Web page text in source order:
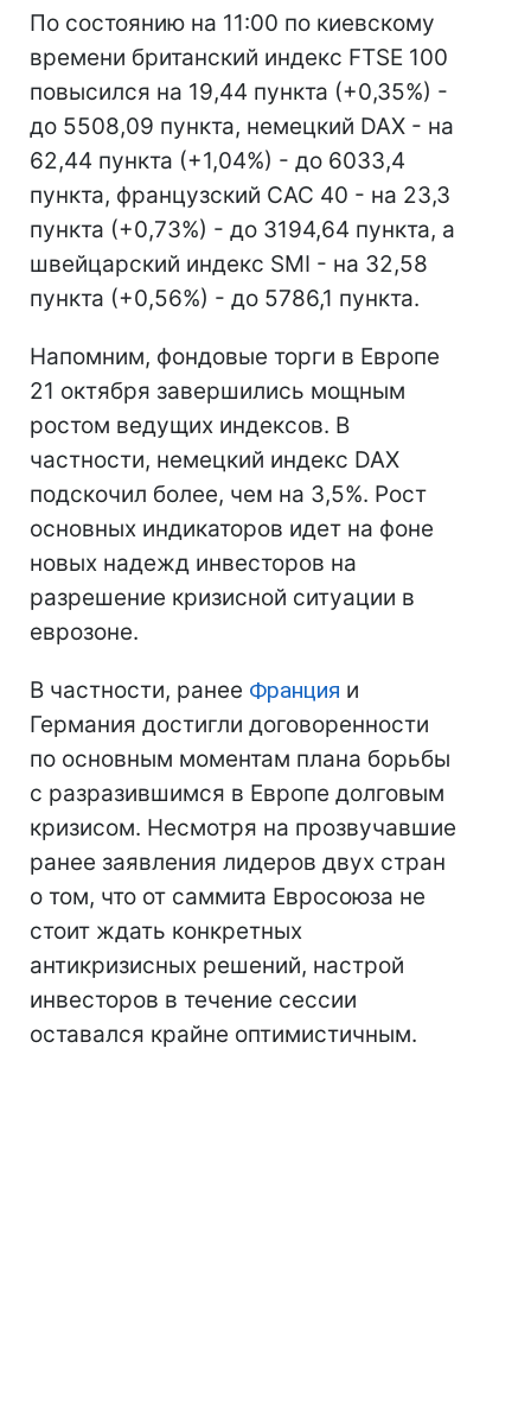
По состоянию на 11:00 по киевскому
времени британский индекс FTSE 100
повысился на 19,44 пункта (+0,35%) -
до 5508,09 пункта, немецкий DAX - на
62,44 пункта (+1,04%) - до 6033,4
пункта, французский CAC 40 - на 23,3
пункта (+0,73%) - до 3194,64 пункта, а
швейцарский индекс SMI - на 32,58
пункта (+0,56%) - до 5786,1 пункта.
Напомним, фондовые торги в Европе
21 октября завершились мощным
ростом ведущих индексов. В
частности, немецкий индекс DAX
подскочил более, чем на 3,5%. Рост
основных индикаторов идет на фоне
новых надежд инвесторов на
разрешение кризисной ситуации в
еврозоне.
В частности, ранее Франция и
Германия достигли договоренности
по основным моментам плана борьбы
с разразившимся в Европе долговым
кризисом. Несмотря на прозвучавшие
ранее заявления лидеров двух стран
о том, что от саммита Евросоюза не
стоит ждать конкретных
антикризисных решений, настрой
инвесторов в течение сессии
оставался крайне оптимистичным.